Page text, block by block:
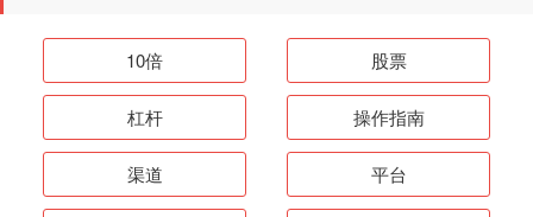
10倍 股票
杠杆 操作指南
渠道 平台